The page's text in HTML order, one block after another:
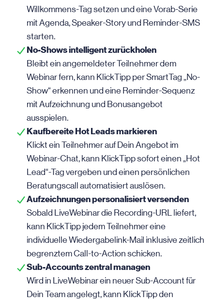
Willkommens-Tag setzen und eine Vorab-Serie
mit Agenda, Speaker-Story und Reminder-SMS
starten.
No-Shows intelligent zurückholen
Bleibt ein angemeldeter Teilnehmer dem
Webinar fern, kann KlickTipp per SmartTag „No-
Show“ erkennen und eine Reminder-Sequenz
mit Aufzeichnung und Bonusangebot
ausspielen.
Kaufbereite Hot Leads markieren
Klickt ein Teilnehmer auf Dein Angebot im
Webinar-Chat, kann KlickTipp sofort einen „Hot
Lead“-Tag vergeben und einen persönlichen
Beratungscall automatisiert auslösen.
Aufzeichnungen personalisiert versenden
Sobald LiveWebinar die Recording-URL liefert,
kann KlickTipp jedem Teilnehmer eine
individuelle Wiedergabelink-Mail inklusive zeitlich
begrenztem Call-to-Action schicken.
Sub-Accounts zentral managen
Wird in LiveWebinar ein neuer Sub-Account für
Dein Team angelegt, kann KlickTipp den